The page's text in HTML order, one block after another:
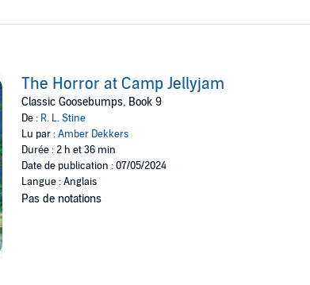
The Horror at Camp Jellyjam
Classic Goosebumps, Book 9
De : R. L. Stine
Lu par :Amber Dekkers
Durée : 2 h et 36 min
Date de publication : 07/05/2024
Langue : Anglais
Pas de notations